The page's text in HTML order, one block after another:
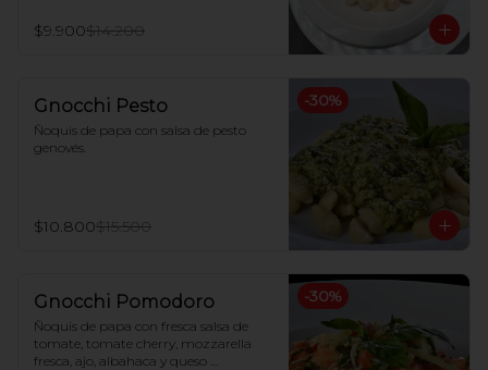
$9.900$14.200
-30%
Gnocchi Pesto
Ñoquis de papa con salsa de pesto
genovés.
$10.800$15.500
-30%
Gnocchi Pomodoro
Ñoquis de papa con fresca salsa de
tomate, tomate cherry, mozzarella
fresca, ajo, albahaca y queso